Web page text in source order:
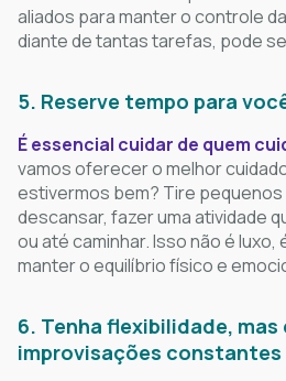
aliados para manter o controle
diante de tantas tarefas, pode
5. Reserve tempo para
É essencial cuidar de quem
vamos oferecer o melhor
estivermos bem? Tire
descansar, fazer uma atividade
ou até caminhar. Isso não é
manter o equilíbrio físico e
6. Tenha flexibilidade, mas
improvisações constantes